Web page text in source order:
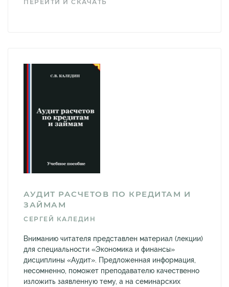
ПЕРЕЙТИ И СКАЧАТЬ
АУДИТ РАСЧЕТОВ ПО КРЕДИТАМ И
ЗАЙМАМ
СЕРГЕЙ КАЛЕДИН
Вниманию читателя представлен материал (лекции)
для специальности «Экономика и финансы»
дисциплины «Аудит». Предложенная информация,
несомненно, поможет преподавателю качественно
изложить заявленную тему, а на семинарских